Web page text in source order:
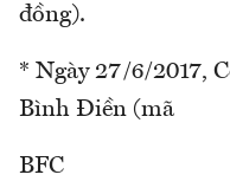
đồng).
* Ngày 27/6/2017,
Bình Điền (mã
BFC